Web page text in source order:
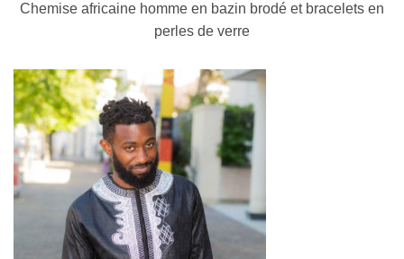
Chemise africaine homme en bazin brodé et bracelets en
perles de verre